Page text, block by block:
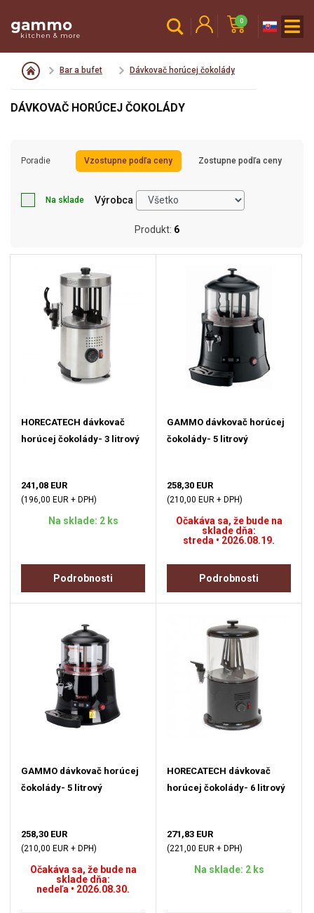
gammo
kitchen & more
0
Bar a bufet Dávkovač horúcej čokolády
DÁVKOVAČ HORÚCEJ ČOKOLÁDY
Poradie Vzostupne podľa ceny Zostupne podľa ceny
Na sklade Výrobca
Produkt: 6
HORECATECH dávkovač
horúcej čokolády- 3 litrový
241,08 EUR
(196,00 EUR + DPH)
Na sklade: 2 ks
Podrobnosti
GAMMO dávkovač horúcej
čokolády- 5 litrový
258,30 EUR
(210,00 EUR + DPH)
Očakáva sa, že bude na
sklade dňa:
streda • 2026.08.19.
Podrobnosti
GAMMO dávkovač horúcej
čokolády- 5 litrový
258,30 EUR
(210,00 EUR + DPH)
Očakáva sa, že bude na
sklade dňa:
nedeľa • 2026.08.30.
HORECATECH dávkovač
horúcej čokolády- 6 litrový
271,83 EUR
(221,00 EUR + DPH)
Na sklade: 2 ks